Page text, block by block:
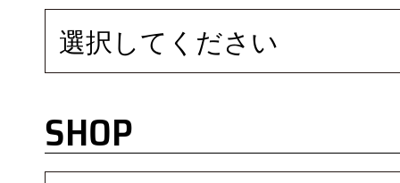
選択してください
SHOP